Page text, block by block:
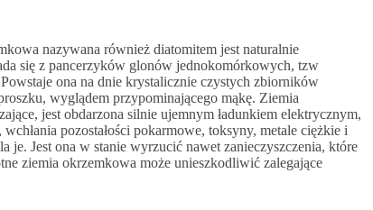
nazywana również diatomitem jest naturalnie
się z pancerzyków glonów jednokomórkowych, tzw
ona na dnie krystalicznie czystych zbiorników
wyglądem przypominającego mąkę. Ziemia
jest obdarzona silnie ujemnym ładunkiem elektrycznym,
pozostałości pokarmowe, toksyny, metale ciężkie i
je. Jest ona w stanie wyrzucić nawet zanieczyszczenia, które
ziemia okrzemkowa może unieszkodliwić zalegające